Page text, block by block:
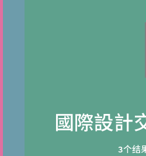
國際設計
3个结